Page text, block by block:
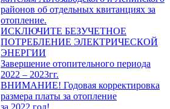
районов об отдельных квитанциях за
отопление.
ИСКЛЮЧИТЕ БЕЗУЧЕТНОЕ
ПОТРЕБЛЕНИЕ ЭЛЕКТРИЧЕСКОЙ
ЭНЕРГИИ
Завершение отопительного периода
2022 – 2023гг.
ВНИМАНИЕ! Годовая корректировка
размера платы за отопление